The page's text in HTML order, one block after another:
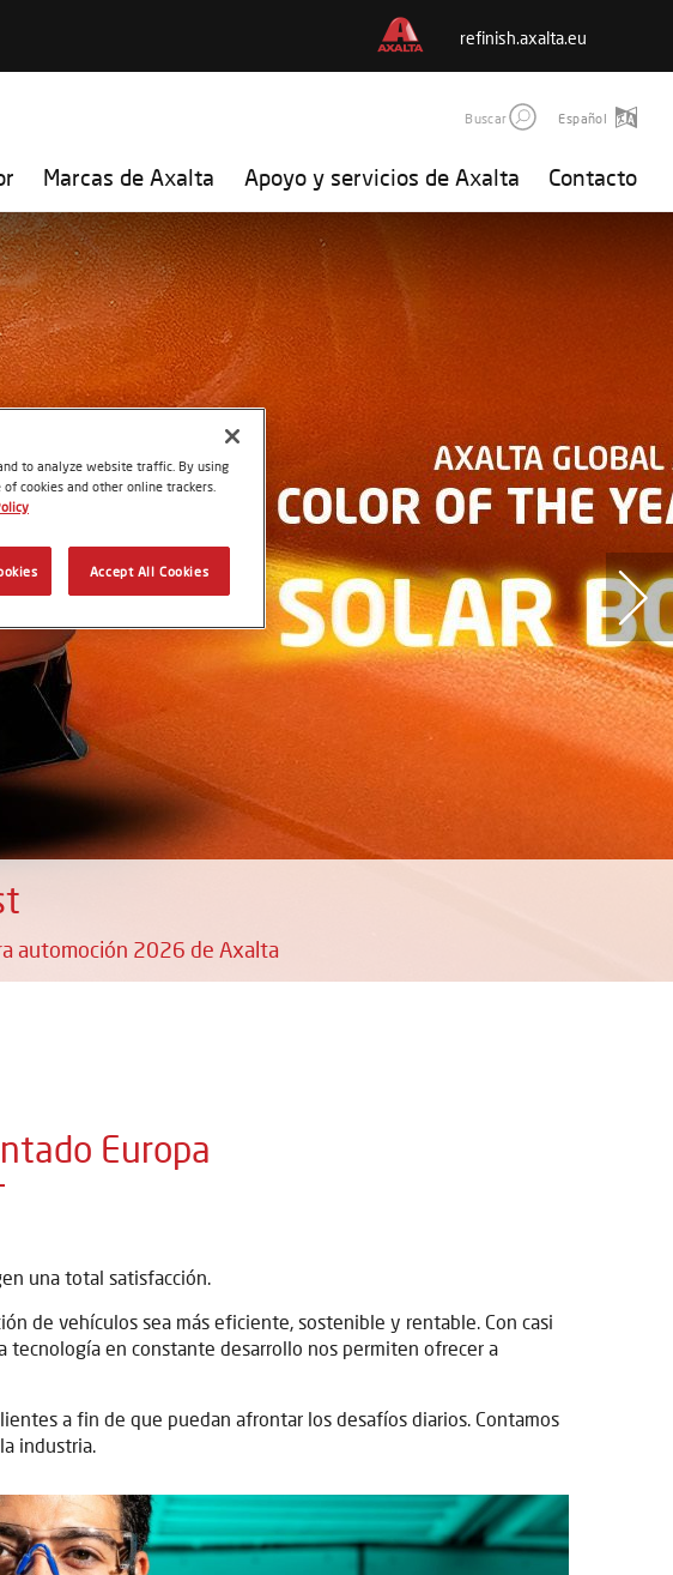
refinish.axalta.eu
Buscar Español
Marcas de Axalta Apoyo y servicios de Axalta Contacto
automoción 2026 de Axalta
Europa
una total satisfacción.
de vehículos sea más eficiente, sostenible y rentable. Con casi
tecnología en constante desarrollo nos permiten ofrecer a
a fin de que puedan afrontar los desafíos diarios. Contamos
industria.
to analyze website traffic. By using
cookies and other online trackers.
Accept All Cookies